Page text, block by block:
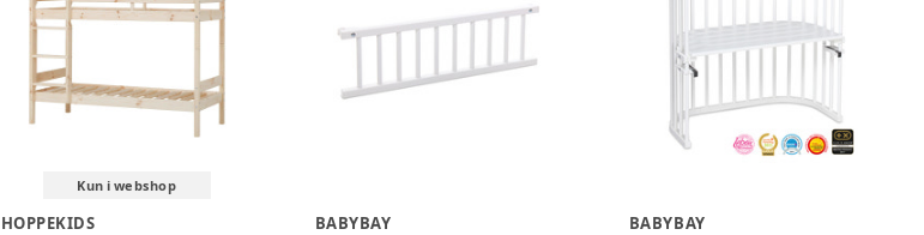
Kun i webshop
HOPPEKIDS
BABYBAY
BABYBAY